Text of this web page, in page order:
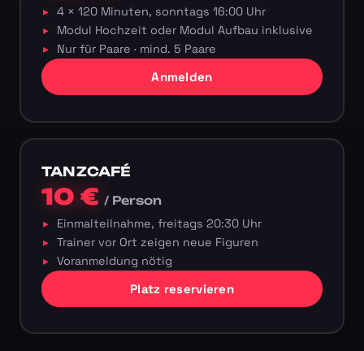
4 × 120 Minuten, sonntags 16:00 Uhr
Modul Hochzeit oder Modul Aufbau inklusive
Nur für Paare · mind. 5 Paare
Anmelden
TANZCAFÉ
10 €/ Person
Einmalteilnahme, freitags 20:30 Uhr
Trainer vor Ort zeigen neue Figuren
Voranmeldung nötig
Platz reservieren